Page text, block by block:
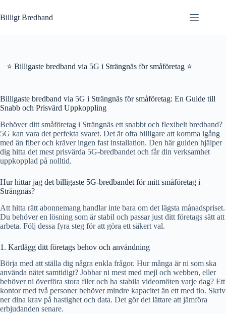
till
innehåll
Billigt Bredband
⭐ Billigaste bredband via 5G i Strängnäs för småföretag ⭐
Billigaste bredband via 5G i Strängnäs för småföretag: En Guide till
Snabb och Prisvärd Uppkoppling
Behöver ditt småföretag i Strängnäs ett snabbt och flexibelt bredband?
5G kan vara det perfekta svaret. Det är ofta billigare att komma igång
med än fiber och kräver ingen fast installation. Den här guiden hjälper
dig hitta det mest prisvärda 5G-bredbandet och får din verksamhet
uppkopplad på nolltid.
Hur hittar jag det billigaste 5G-bredbandet för mitt småföretag i
Strängnäs?
Att hitta rätt abonnemang handlar inte bara om det lägsta månadspriset.
Du behöver en lösning som är stabil och passar just ditt företags sätt att
arbeta. Följ dessa fyra steg för att göra ett säkert val.
1. Kartlägg ditt företags behov och användning
Börja med att ställa dig några enkla frågor. Hur många är ni som ska
använda nätet samtidigt? Jobbar ni mest med mejl och webben, eller
behöver ni överföra stora filer och ha stabila videomöten varje dag? Ett
kontor med två personer behöver mindre kapacitet än ett med tio. Skriv
ner dina krav på hastighet och data. Det gör det lättare att jämföra
erbjudanden senare.